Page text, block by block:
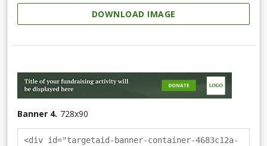
DOWNLOAD IMAGE
Banner 4. 728x90
<div id="targetaid-banner-container-4683c12a-